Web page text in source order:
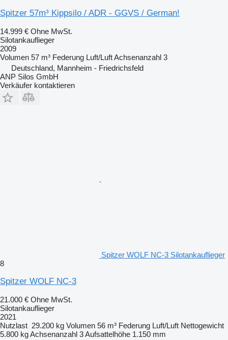
Spitzer 57m³ Kippsilo / ADR - GGVS / German!
14.999 € Ohne MwSt.
Silotankauflieger
2009
Volumen 57 m³ Federung Luft/LuftAchsenanzahl 3
Deutschland, Mannheim - Friedrichsfeld
ANP Silos GmbH
Verkäufer kontaktieren
Spitzer WOLF NC-3 Silotankauflieger
8
Spitzer WOLF NC-3
21.000 € Ohne MwSt.
Silotankauflieger
2021
Nutzlast 29.200 kg Volumen 56 m³ Federung Luft/Luft Nettogewicht
5.800 kgAchsenanzahl 3Aufsattelhöhe 1.150 mm